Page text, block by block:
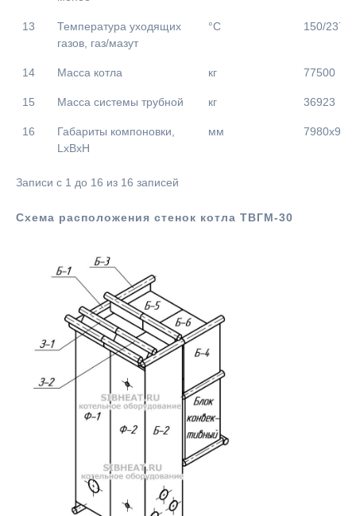
13
Температура уходящих
газов, газ/мазут
°С 150/237
14 Масса котла кг 77500
15 Масса системы трубной кг 36923
16
Габариты компоновки,
LxBxH
мм
Записи с 1 до 16 из 16 записей
Схема расположения стенок котла ТВГМ-30